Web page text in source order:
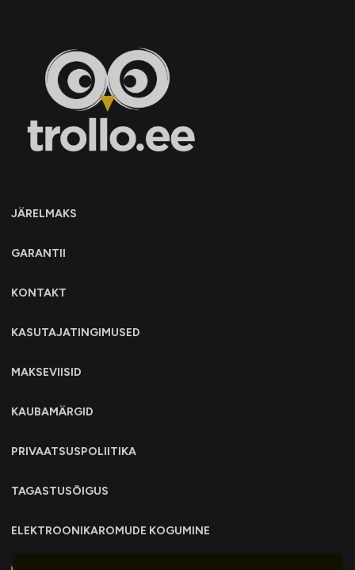
JÄRELMAKS
GARANTII
KONTAKT
KASUTAJATINGIMUSED
MAKSEVIISID
KAUBAMÄRGID
PRIVAATSUSPOLIITIKA
TAGASTUSÕIGUS
ELEKTROONIKAROMUDE KOGUMINE